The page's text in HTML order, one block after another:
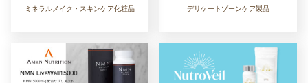
ミネラルメイク・スキンケア化粧品
デリケートゾーンケア製品